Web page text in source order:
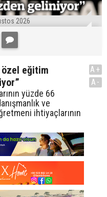
2026
özel eğitim
yüzde 66
ve
ihtiyaçlarının
A+
A-